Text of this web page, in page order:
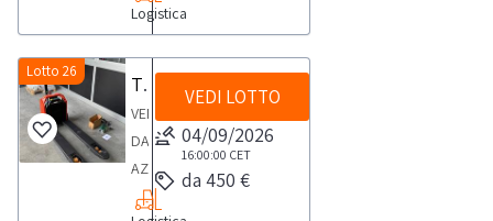
uomo
piedi
a
batteria,
altezza
max
mm.
Logistica
Lotto 26
Transpallet elettrico Toyota
VENDITA
DA
AZIENDA
ATTIVATranspallet
VEDI LOTTO
04/09/2026
16:00:00 CET
da 450 €